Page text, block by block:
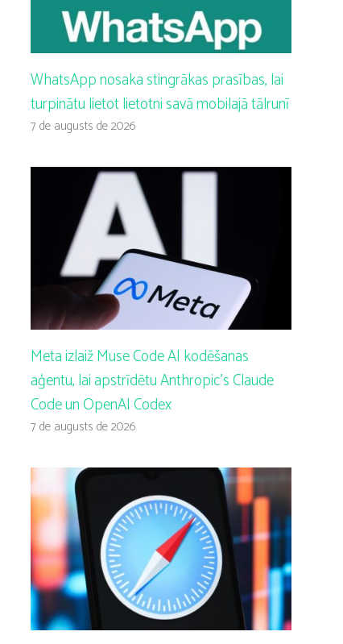
WhatsApp nosaka stingrākas prasības, lai
turpinātu lietot lietotni savā mobilajā tālrunī
7 de augusts de 2026
Meta izlaiž Muse Code AI kodēšanas
aģentu, lai apstrīdētu Anthropic’s Claude
Code un OpenAI Codex
7 de augusts de 2026